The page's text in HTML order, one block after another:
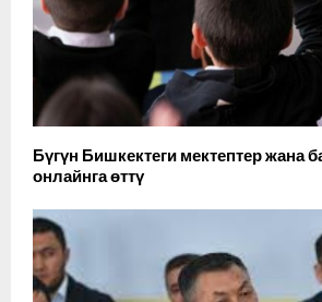
Бүгүн Бишкектеги мектептер жана
онлайнга өттү